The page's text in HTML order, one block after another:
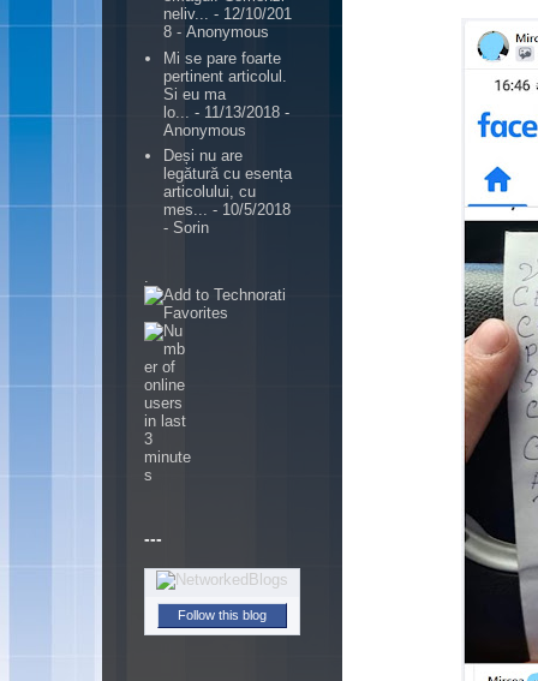
neliv... - 12/10/201
8 - Anonymous
Mi se pare foarte
pertinent articolul.
Si eu ma
lo...
- 11/13/2018 -
Anonymous
Deși nu are
legătură cu esența
articolului, cu
mes... - 10/5/2018
- Sorin
---
Follow this blog